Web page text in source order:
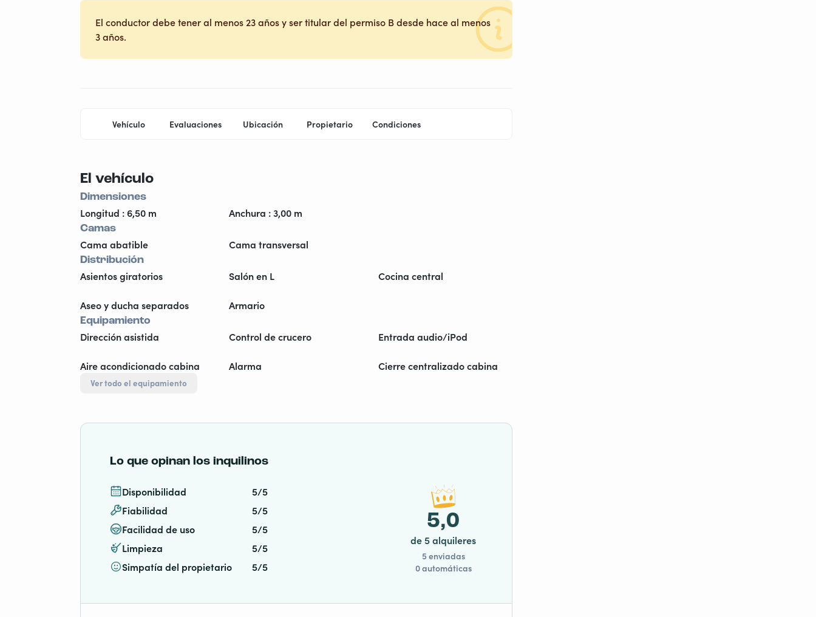
El conductor debe tener al menos 23 años y ser titular del permiso B desde hace al menos
3 años.
Vehículo Evaluaciones Ubicación Propietario Condiciones
El vehículo
Dimensiones
Longitud : 6,50 m Anchura : 3,00 m
Camas
Cama abatible Cama transversal
Distribución
Asientos giratorios Salón en L Cocina central
Aseo y ducha separados Armario
Equipamiento
Dirección asistida Control de crucero Entrada audio/iPod
Aire acondicionado cabina Alarma Cierre centralizado cabina
Ver todo el equipamiento
Lo que opinan los inquilinos
Disponibilidad
5/5
Fiabilidad
5/5
Facilidad de uso
5/5
Limpieza
5/5
Simpatía del propietario
5/5
5,0
de 5 alquileres
5 enviadas
0 automáticas